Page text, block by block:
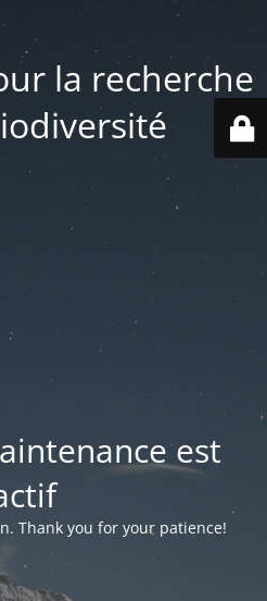
la recherche
est
Thank you for your patience!